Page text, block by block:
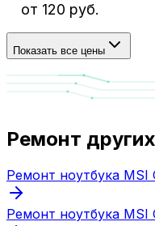
от 120 руб.
Показать все цены
Ремонт
Ремонт ноутбука MSI
Ремонт ноутбука MSI